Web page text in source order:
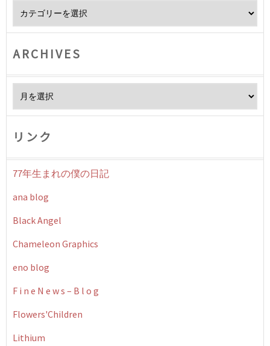
ARCHIVES
リンク
77年生まれの僕の日記
ana blog
Black Angel
Chameleon Graphics
eno blog
F i n e N e w s – B l o g
Flowers'Children
Lithium